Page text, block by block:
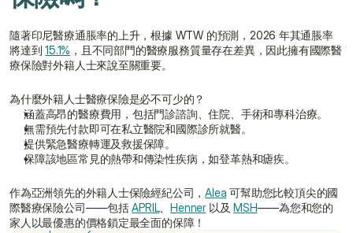
隨著印尼醫療通脹率的上升，根據 WTW 的預測，2026 年其通脹率
將達到 15.1% ，且不同部門的醫療服務質量存在差異，因此擁有國際醫
療保險對外籍人士來說至關重要。
為什麼外籍人士醫療保險是必不可少的？
涵蓋高昂的醫療費用，包括門診諮詢、住院、手術和專科治療。
無需預先付款即可在私立醫院和國際診所就醫。
提供緊急醫療轉運及救援保障。
保障該地區常見的熱帶和傳染性疾病，如登革熱和瘧疾。
作為亞洲領先的外籍人士保險經紀公司，Alea 可幫助您比較頂尖的國
際醫療保險公司——包括 APRIL、Henner 以及 MSH——為您和您的
家人以最優惠的價格鎖定最全面的保障！